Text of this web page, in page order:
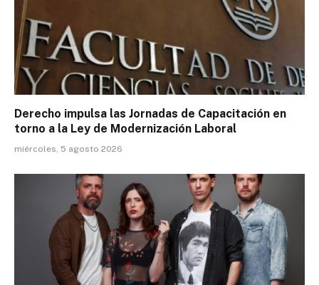
Derecho impulsa las Jornadas de Capacitación en
torno a la Ley de Modernización Laboral
miércoles, 5 agosto 2026